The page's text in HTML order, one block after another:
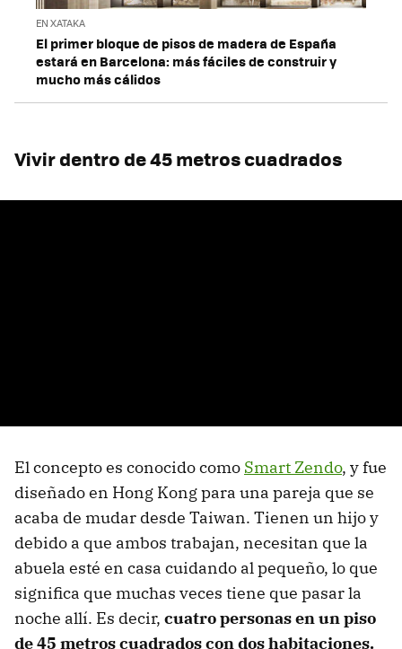
EN XATAKA
El primer bloque de pisos de madera de España
estará en Barcelona: más fáciles de construir y
mucho más cálidos
Vivir dentro de 45 metros cuadrados
El concepto es conocido como Smart Zendo, y fue
diseñado en Hong Kong para una pareja que se
acaba de mudar desde Taiwan. Tienen un hijo y
debido a que ambos trabajan, necesitan que la
abuela esté en casa cuidando al pequeño, lo que
significa que muchas veces tiene que pasar la
noche allí. Es decir, cuatro personas en un piso
de 45 metros cuadrados con dos habitaciones.